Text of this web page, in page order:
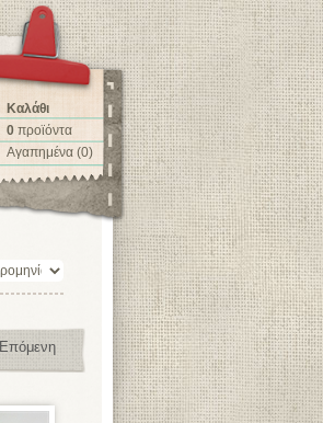
Καλάθι
0 προϊόντα
Αγαπημένα (0)
Επόμενη